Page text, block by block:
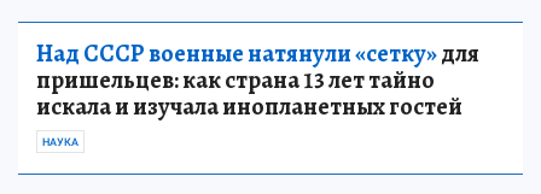
Над СССР военные натянули «сетку»для
пришельцев: как страна 13 лет тайно
искала и изучала инопланетных гостей
НАУКА